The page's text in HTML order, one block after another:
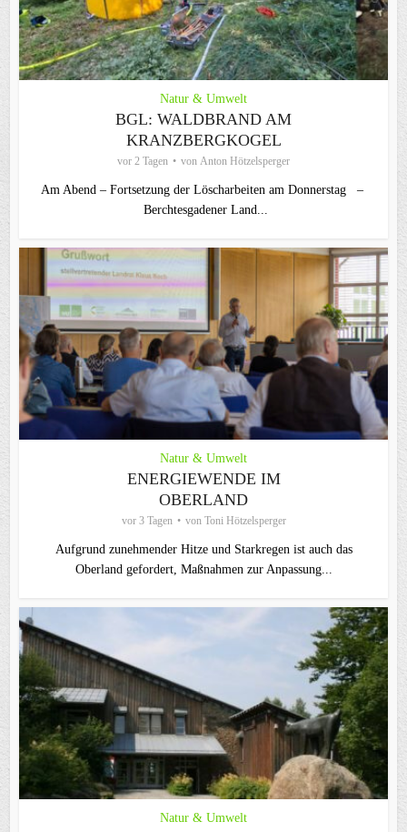
Natur & Umwelt
BGL: WALDBRAND AM
KRANZBERGKOGEL
vor 2 Tagen von Anton Hötzelsperger
Am Abend – Fortsetzung der Löscharbeiten am Donnerstag –
Berchtesgadener Land...
Natur & Umwelt
ENERGIEWENDE IM
OBERLAND
vor 3 Tagen von Toni Hötzelsperger
Aufgrund zunehmender Hitze und Starkregen ist auch das
Oberland gefordert, Maßnahmen zur Anpassung...
Natur & Umwelt